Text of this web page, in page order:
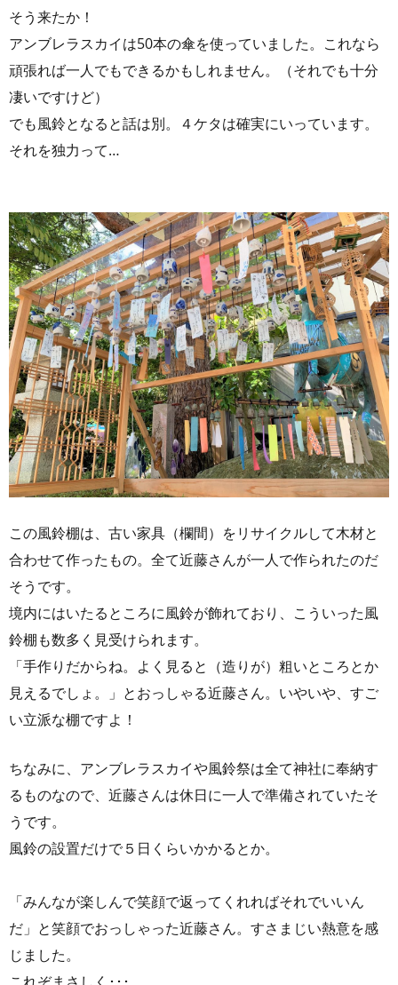
そう来たか！
アンブレラスカイは50本の傘を使っていました。これなら
頑張れば一人でもできるかもしれません。（それでも十分
凄いですけど）
でも風鈴となると話は別。４ケタは確実にいっています。
それを独力って…
この風鈴棚は、古い家具（欄間）をリサイクルして木材と
合わせて作ったもの。全て近藤さんが一人で作られたのだ
そうです。
境内にはいたるところに風鈴が飾れており、こういった風
鈴棚も数多く見受けられます。
「手作りだからね。よく見ると（造りが）粗いところとか
見えるでしょ。」とおっしゃる近藤さん。いやいや、すご
い立派な棚ですよ！
ちなみに、アンブレラスカイや風鈴祭は全て神社に奉納す
るものなので、近藤さんは休日に一人で準備されていたそ
うです。
風鈴の設置だけで５日くらいかかるとか。
「みんなが楽しんで笑顔で返ってくれればそれでいいん
だ」と笑顔でおっしゃった近藤さん。すさまじい熱意を感
じました。